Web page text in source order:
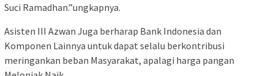
Suci Ramadhan.”ungkapnya.
Asisten III Azwan Juga berharap Bank Indonesia dan
Komponen Lainnya untuk dapat selalu berkontribusi
meringankan beban Masyarakat, apalagi harga pangan